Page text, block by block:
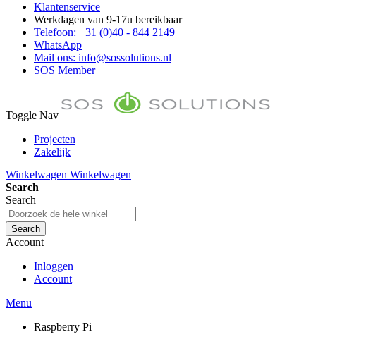
Klantenservice
Werkdagen van 9-17u bereikbaar
Telefoon: +31 (0)40 - 844 2149
WhatsApp
Mail ons: info@sossolutions.nl
SOS Member
Toggle Nav
Projecten
Zakelijk
Toon prijzen Incl. BTW
Toon prijzen Excl. BTW
Winkelwagen Winkelwagen
Search
Search
Search
Account
Inloggen
Account
Menu
Raspberry Pi